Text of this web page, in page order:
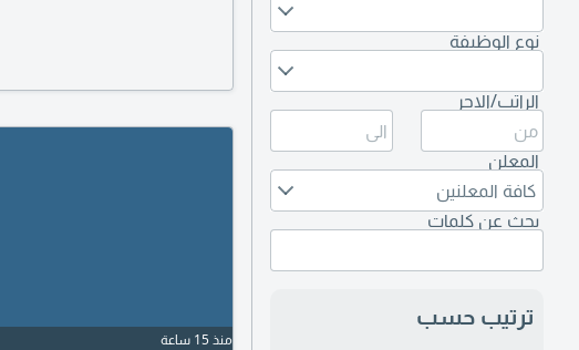
نوع الوظيفة
الراتب/الاجر
المعلن
كافة المعلنين
بحث عن كلمات
ترتيب حسب
منذ 15 ساعة